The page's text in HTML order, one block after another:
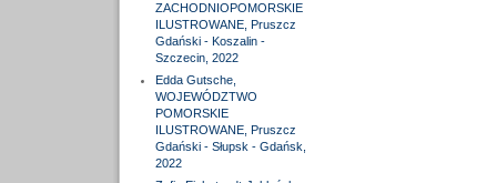
ZACHODNIOPOMORSKIE
ILUSTROWANE, Pruszcz
Gdański - Koszalin -
Szczecin, 2022
Edda Gutsche,
WOJEWÓDZTWO
POMORSKIE
ILUSTROWANE, Pruszcz
Gdański - Słupsk - Gdańsk,
2022